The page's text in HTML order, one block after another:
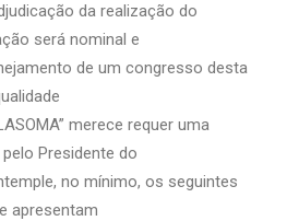
da realização do
será nominal e
de um congresso desta
merece requer uma
Presidente do
no mínimo, os seguintes
apresentam